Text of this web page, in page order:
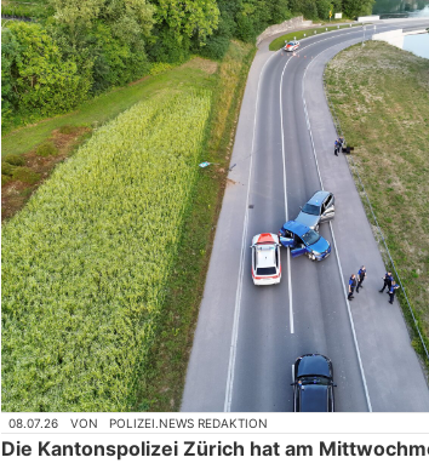
08.07.26 VON POLIZEI.NEWS REDAKTION
Die Kantonspolizei Zürich hat am